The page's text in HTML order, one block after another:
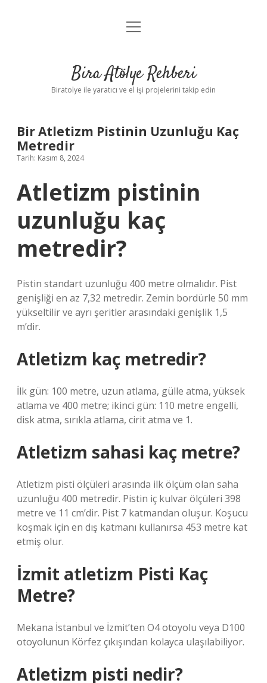
Anasayfa
Yasal Uyarı
menüyü
Bira Atölye Rehberi
Biratolye ile yaratıcı ve el işi projelerini takip edin
Bir Atletizm Pistinin Uzunluğu Kaç
Metredir
Tarih: Kasım 8, 2024
Atletizm pistinin
uzunluğu kaç
metredir?
Pistin standart uzunluğu 400 metre olmalıdır. Pist
genişliği en az 7,32 metredir. Zemin bordürle 50 mm
yükseltilir ve ayrı şeritler arasındaki genişlik 1,5
m’dir.
Atletizm kaç metredir?
İlk gün: 100 metre, uzun atlama, gülle atma, yüksek
atlama ve 400 metre; ikinci gün: 110 metre engelli,
disk atma, sırıkla atlama, cirit atma ve 1.
Atletizm sahasi kaç metre?
Atletizm pisti ölçüleri arasında ilk ölçüm olan saha
uzunluğu 400 metredir. Pistin iç kulvar ölçüleri 398
metre ve 11 cm’dir. Pist 7 katmandan oluşur. Koşucu
koşmak için en dış katmanı kullanırsa 453 metre kat
etmiş olur.
İzmit atletizm Pisti Kaç
Metre?
Mekana İstanbul ve İzmit’ten O4 otoyolu veya D100
otoyolunun Körfez çıkışından kolayca ulaşılabiliyor.
Atletizm pisti nedir?